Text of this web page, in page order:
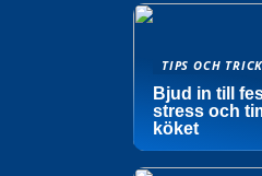
TIPS OCH
Bjud in till
stress och
köket